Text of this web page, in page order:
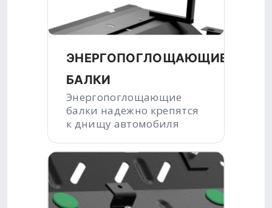
ЭНЕРГОПОГЛОЩАЮЩИЕ
БАЛКИ
Энергопоглощающие
балки надежно крепятся
к днищу автомобиля